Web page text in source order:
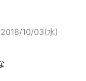
2018/10/03(水)